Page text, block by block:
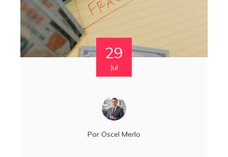
29
Jul
Por Oscel Merlo